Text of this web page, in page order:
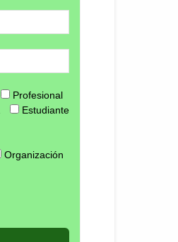
Profesional
Estudiante
Organización